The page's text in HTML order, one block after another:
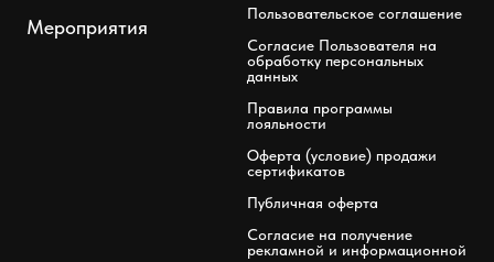
Мероприятия
Пользовательское соглашение
Согласие Пользователя на
обработку персональных
данных
Правила программы
лояльности
Оферта (условие) продажи
сертификатов
Публичная оферта
Согласие на получение
рекламной и информационной